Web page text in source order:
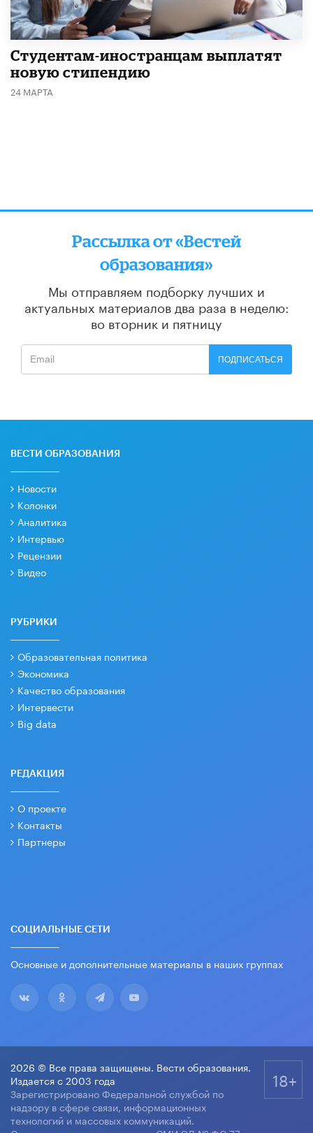
Студентам-иностранцам выплатят
новую стипендию
24 МАРТА
Рассылка от «Вестей
образования»
Мы отправляем подборку лучших и
актуальных материалов два раза в неделю:
во вторник и пятницу
ПОДПИСАТЬСЯ
ВЕСТИ ОБРАЗОВАНИЯ
Новости
Колонки
Аналитика
Интервью
Рецензии
Видео
РУБРИКИ
Образовательная политика
Экономика
Качество образования
Интервести
Big data
РЕДАКЦИЯ
О проекте
Контакты
Партнеры
СОЦИАЛЬНЫЕ СЕТИ
Основные и дополнительные материалы в наших группах
2026 © Все права защищены. Вести образования.
Издается с 2003 года
Зарегистрировано Федеральной службой по
надзору в сфере связи, информационных
технологий и массовых коммуникаций.
18+